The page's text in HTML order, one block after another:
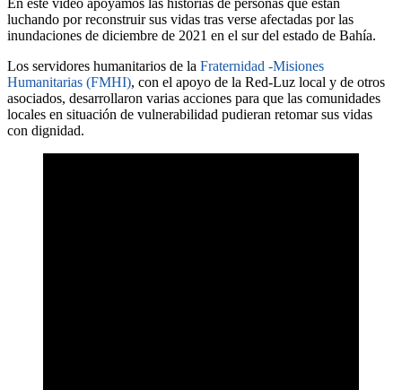
luchando por reconstruir sus vidas tras verse afectadas por las
inundaciones de diciembre de 2021 en el sur del estado de Bahía.
Los servidores humanitarios de la Fraternidad -Misiones
Humanitarias (FMHI), con el apoyo de la Red-Luz local y de otros
asociados, desarrollaron varias acciones para que las comunidades
locales en situación de vulnerabilidad pudieran retomar sus vidas
con dignidad.